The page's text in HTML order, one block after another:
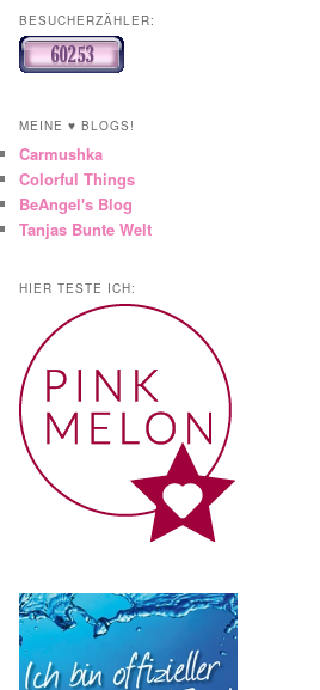
BESUCHERZÄHLER:
MEINE ♥ BLOGS!
Carmushka
Colorful Things
BeAngel's Blog
Tanjas Bunte Welt
HIER TESTE ICH: